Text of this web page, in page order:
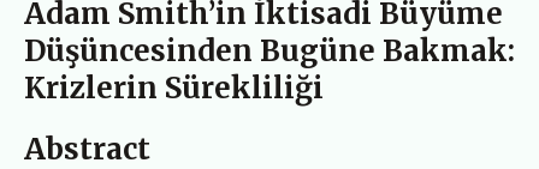
Adam Smith’in İktisadi Büyüme
Düşüncesinden Bugüne Bakmak:
Krizlerin Sürekliliği
Abstract